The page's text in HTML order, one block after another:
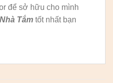
để sở hữu cho mình
Tắm tốt nhất bạn